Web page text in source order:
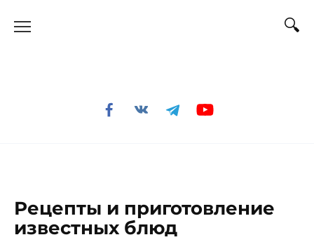
Рецепты и приготовление
известных блюд